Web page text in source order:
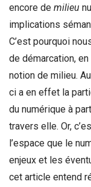
encore de milieu
implications
C’est pourquoi
de démarcation,
notion de milieu.
ci a en effet la
du numérique à
travers elle. Or,
l’espace que le
enjeux et les
cet article entend